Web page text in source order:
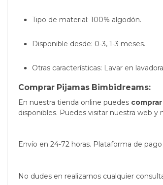
Tipo de material: 100% algodón.
Disponible desde: 0-3, 1-3 meses.
Otras características: Lavar en
Comprar Pijamas Bimbidreams:
En nuestra tienda online puedes
disponibles. Puedes visitar nuestra web y
Envío en 24-72 horas. Plataforma de
No dudes en realizarnos cualquier